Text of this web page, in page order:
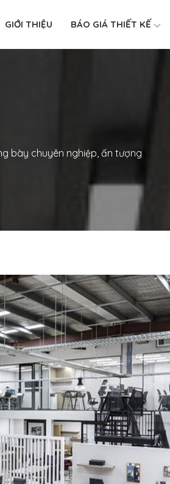
GIỚI THIỆU BÁO GIÁ THIẾT KẾ
bày chuyên nghiệp, ấn tượng